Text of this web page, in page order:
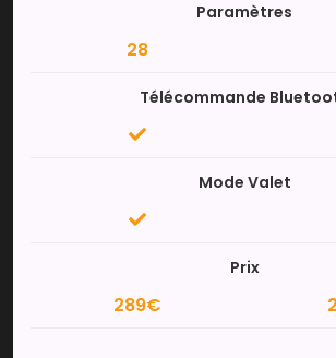
Paramètres
28
Télécommande
Mode Valet
Prix
289€